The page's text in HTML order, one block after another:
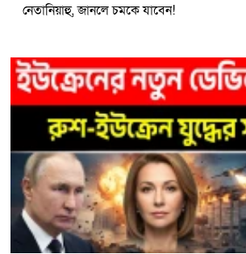
নেতানিয়াহু, জানলে চমকে যাবেন!